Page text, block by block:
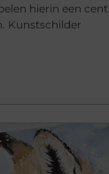
hierin een
Kunstschilder